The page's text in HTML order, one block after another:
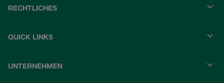
RECHTLICHES
QUICK LINKS
UNTERNEHMEN